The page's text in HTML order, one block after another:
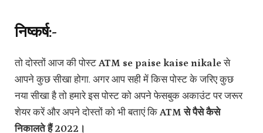
निष्कर्ष:-
तो दोस्तों आज की पोस्ट ATM se paise kaise nikaleसे
आपने कुछ सीखा होगा. अगर आप सही में किस पोस्ट के जरिए कुछ
नया सीखा है तो हमारे इस पोस्ट को अपने फेसबुक अकाउंट पर जरूर
शेयर करें और अपने दोस्तों को भी बताएं कि ATM से पैसे कैसे
निकालते हैं 2022।